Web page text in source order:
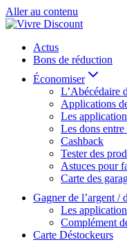
Aller au contenu
Actus
Bons de réduction
Économiser
L’Abécédaire
Applications
Les
Les dons
Cashback
Tester des
Astuces pour
Carte des
Gagner de l’argent /
Les
Complément
Carte Déstockeurs